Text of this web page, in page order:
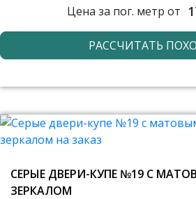
Цена за пог. метр от
РАССЧИТАТЬ
СЕРЫЕ ДВЕРИ-КУПЕ №19 С
ЗЕРКАЛОМ